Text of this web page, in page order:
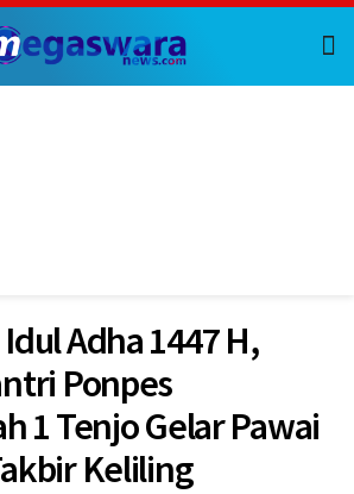
Adha 1447 H,
Ponpes
1 Tenjo Gelar Pawai
Keliling